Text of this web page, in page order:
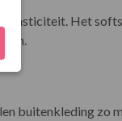
elasticiteit. Het
buitenkleding zo